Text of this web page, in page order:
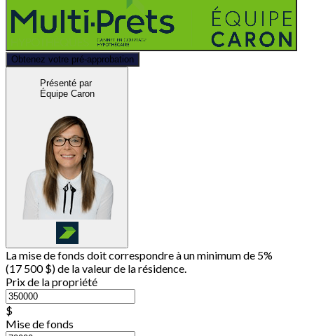
Obtenez votre pré-approbation
Présenté par
Équipe Caron
La mise de fonds doit correspondre à un minimum de 5%
(17 500 $) de la valeur de la résidence.
Prix de la propriété
$
Mise de fonds